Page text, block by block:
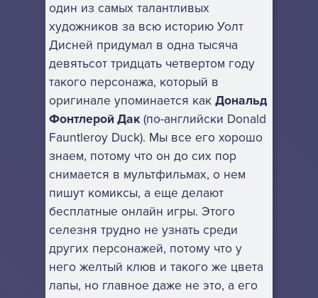
один из самых талантливых
художников за всю историю Уолт
Дисней придумал в одна тысяча
девятьсот тридцать четвертом году
такого персонажа, который в
оригинале упоминается как Дональд
Фонтлерой Дак (по-английски Donald
Fauntleroy Duck). Мы все его хорошо
знаем, потому что он до сих пор
снимается в мультфильмах, о нем
пишут комиксы, а еще делают
бесплатные онлайн игры. Этого
селезня трудно не узнать среди
других персонажей, потому что у
него желтый клюв и такого же цвета
лапы, но главное даже не это, а его